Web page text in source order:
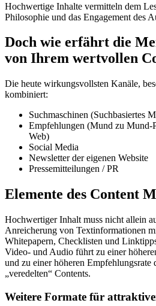
Hochwertige Inhalte vermitteln dem
Philosophie und das Engagement des
Doch wie erfährt die
von Ihrem wertvollen
Die heute wirkungsvollsten Kanäle,
kombiniert:
Suchmaschinen (Suchbasiertes
Empfehlungen (Mund zu Mund-
Web)
Social Media
Newsletter der eigenen Website
Pressemitteilungen / PR
Elemente des Content
Hochwertiger Inhalt muss nicht allein
Anreicherung von Textinformationen
Whitepapern, Checklisten und
Video- und Audio führt zu einer
und zu einer höheren Empfehlungsrate
„veredelten“ Contents.
Weitere Formate für